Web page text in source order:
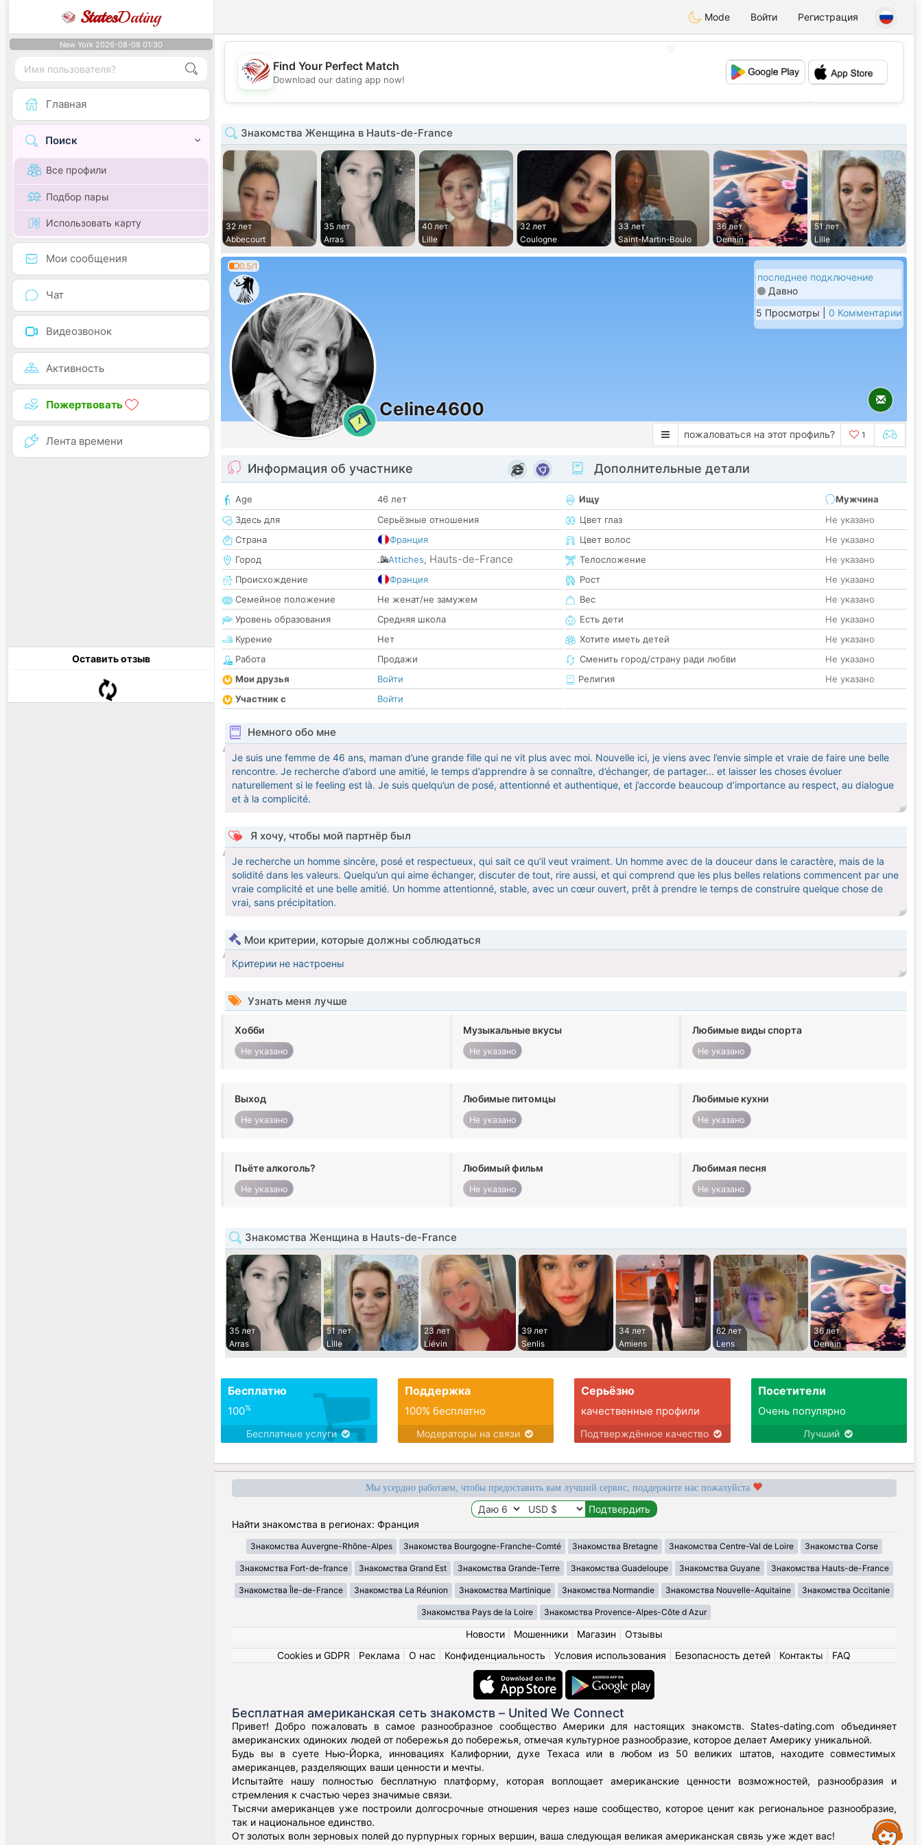
StatesDating Mode Войти Регистрация
New York 2026-08-08 01:30
Главная
Поиск
Все профили
Подбор пары
Использовать карту
Мои сообщения
Чат
Видеозвонок
Активность
Пожертвовать
Лента времени
Оставить отзыв
💕
Find Your Perfect Match
Download our dating app now!
Знакомства Женщина в Hauts-de-France
32 лет
Abbecourt
35 лет
Arras
40 лет
Lille
32 лет
Coulogne
33 лет
Saint-Martin-Boulo
36 лет
Denain
51 лет
Lille
0.5/1
1
Celine4600
последнее подключение
Давно
5 Просмотры | 0 Комментарии
пожаловаться на этот профиль? 1
Информация об участнике
Age
46 лет
Здесь для
Серьёзные отношения
Страна
Франция
Город
Attiches, Hauts-de-France
Происхождение
Франция
Семейное положение
Не женат/не замужем
Уровень образования
Средняя школа
Курение
Нет
Работа
Продажи
Мои друзья
Войти
Участник с
Войти
Дополнительные детали
Ищу
Мужчина
Цвет глаз
Не указано
Цвет волос
Не указано
Телосложение
Не указано
Рост
Не указано
Вес
Не указано
Есть дети
Не указано
Хотите иметь детей
Не указано
Сменить город/страну ради любви
Не указано
Религия
Не указано
Немного обо мне
Je suis une femme de 46 ans, maman d’une grande fille qui ne vit plus avec moi. Nouvelle ici, je viens avec l’envie simple et vraie de faire une belle
rencontre. Je recherche d’abord une amitié, le temps d’apprendre à se connaître, d’échanger, de partager… et laisser les choses évoluer
naturellement si le feeling est là. Je suis quelqu’un de posé, attentionné et authentique, et j’accorde beaucoup d’importance au respect, au dialogue
et à la complicité.
Я хочу, чтобы мой партнёр был
Je recherche un homme sincère, posé et respectueux, qui sait ce qu’il veut vraiment. Un homme avec de la douceur dans le caractère, mais de la
solidité dans les valeurs. Quelqu’un qui aime échanger, discuter de tout, rire aussi, et qui comprend que les plus belles relations commencent par une
vraie complicité et une belle amitié. Un homme attentionné, stable, avec un cœur ouvert, prêt à prendre le temps de construire quelque chose de
vrai, sans précipitation.
Мои критерии, которые должны соблюдаться
Критерии не настроены
Узнать меня лучше
Хобби
Не указано
Музыкальные вкусы
Не указано
Любимые виды спорта
Не указано
Выход
Не указано
Любимые питомцы
Не указано
Любимые кухни
Не указано
Пьёте алкоголь?
Не указано
Любимый фильм
Не указано
Любимая песня
Не указано
Знакомства Женщина в Hauts-de-France
35 лет
Arras
51 лет
Lille
23 лет
Liévin
39 лет
Senlis
34 лет
Amiens
62 лет
Lens
36 лет
Denain
Бесплатно
100%
Бесплатные услуги
Поддержка
100% бесплатно
Модераторы на связи
Серьёзно
качественные профили
Подтверждённое качество
Посетители
Очень популярно
Лучший
Мы усердно работаем, чтобы предоставить вам лучший сервис, поддержите нас пожалуйста
Найти знакомства в регионах: Франция
Знакомства Auvergne-Rhône-Alpes Знакомства Bourgogne-Franche-Comté Знакомства Bretagne Знакомства Centre-Val de Loire Знакомства Corse
Знакомства Fort-de-france Знакомства Grand Est Знакомства Grande-Terre Знакомства Guadeloupe Знакомства Guyane Знакомства Hauts-de-France
Знакомства Île-de-France Знакомства La Réunion Знакомства Martinique Знакомства Normandie Знакомства Nouvelle-Aquitaine Знакомства Occitanie
Знакомства Pays de la Loire Знакомства Provence-Alpes-Côte d Azur
Новости| Мошенники| Магазин
Отзывы
Cookies и GDPR
Реклама О нас Конфиденциальность Условия использования Безопасность детей Контакты FAQ
Бесплатная американская сеть знакомств – United We Connect
Привет! Добро пожаловать в самое разнообразное сообщество Америки для настоящих знакомств. States-dating.com объединяет
американских одиноких людей от побережья до побережья, отмечая культурное разнообразие, которое делает Америку уникальной.
Будь вы в суете Нью-Йорка, инновациях Калифорнии, духе Техаса или в любом из 50 великих штатов, находите совместимых
американцев, разделяющих ваши ценности и мечты.
Испытайте нашу полностью бесплатную платформу, которая воплощает американские ценности возможностей, разнообразия и
стремления к счастью через значимые связи.
Тысячи американцев уже построили долгосрочные отношения через наше сообщество, которое ценит как региональное разнообразие,
так и национальное единство.
От золотых волн зерновых полей до пурпурных горных вершин, ваша следующая великая американская связь уже ждет вас!